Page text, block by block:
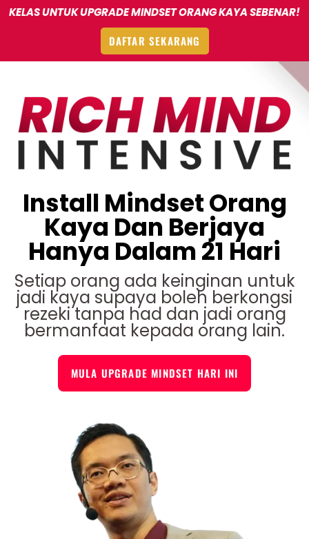
KELAS UNTUK UPGRADE MINDSET ORANG KAYA SEBENAR!
DAFTAR SEKARANG
Install Mindset Orang
Kaya Dan Berjaya
Hanya Dalam 21 Hari
Setiap orang ada keinginan untuk
jadi kaya supaya boleh berkongsi
rezeki tanpa had dan jadi orang
bermanfaat kepada orang lain.
MULA UPGRADE MINDSET HARI INI